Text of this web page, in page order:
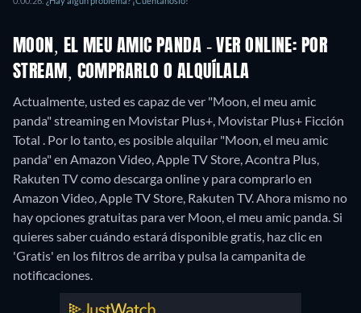
MOON, EL MEU AMIC PANDA - VER ONLINE: POR
STREAM, COMPRARLO O ALQUÍLALA
Actualmente, usted es capaz de ver "Moon, el meu amic
panda" streaming en Movistar Plus+, Movistar Plus+ Ficción
Total . Por lo tanto, es posible alquilar "Moon, el meu amic
panda" en Amazon Video, Apple TV Store, Acontra Plus,
Rakuten TV como descarga online y para comprarlo en
Amazon Video, Apple TV Store, Rakuten TV.Ahora mismo no
hay opciones gratuitas para ver Moon, el meu amic panda. Si
quieres saber cuándo estará disponible gratis, haz clic en
'Gratis' en los filtros de arriba y pulsa la campanita de
notificaciones.